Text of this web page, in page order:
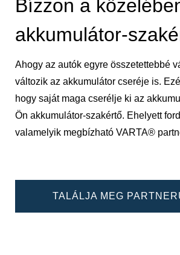
Bízzon a
akkumulátor-
Ahogy az autók egyre összetettebbé
változik az akkumulátor cseréje is.
hogy saját maga cserélje ki az
Ön akkumulátor-szakértő. Ehelyett
valamelyik megbízható VARTA®
TALÁLJA MEG